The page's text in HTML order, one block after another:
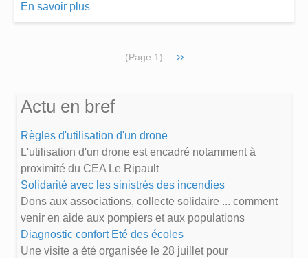
En savoir plus
(Page 1)
Page
››
Actu en bref
Règles d'utilisation d'un drone
L'utilisation d'un drone est encadré notamment à
proximité du CEA Le Ripault
Solidarité avec les sinistrés des incendies
Dons aux associations, collecte solidaire ... comment
venir en aide aux pompiers et aux populations
Diagnostic confort Eté des écoles
Une visite a été organisée le 28 juillet pour